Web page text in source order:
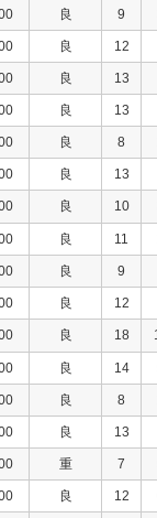
良 9
良 12
良 13
良 13
良 8
良 13
良 10
良 11
良 9
良 12
良 18
良 14
良 8
良 13
重 7
良 12